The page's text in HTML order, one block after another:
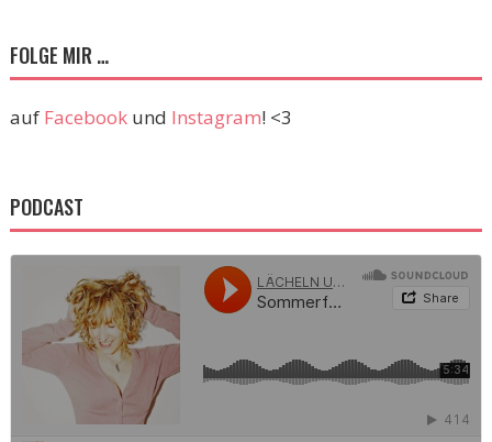
FOLGE MIR …
auf Facebookund Instagram! <3
PODCAST